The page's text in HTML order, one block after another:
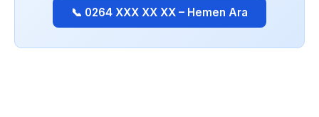
📞 0264 XXX XX XX – Hemen Ara